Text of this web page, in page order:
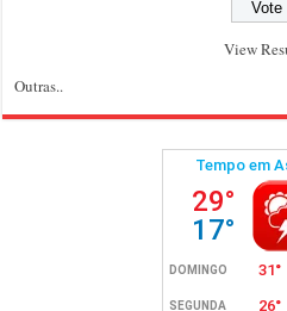
View
Outras..